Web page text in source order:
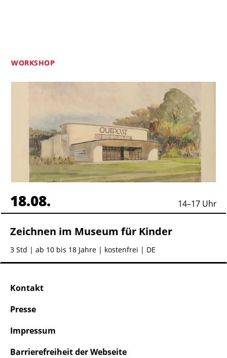
18.08. 14–17 Uhr
Zeichnen im Museum für Kinder
WORKSHOP
3 Std | ab 10 bis 18 Jahre | kostenfrei | DE
Kontakt
Presse
Impressum
Barrierefreiheit der Webseite